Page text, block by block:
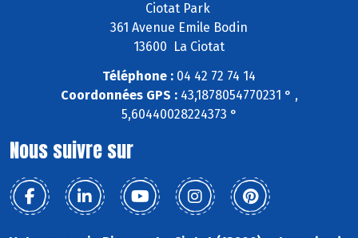
Ciotat Park
361 Avenue Emile Bodin
13600 La Ciotat
Téléphone : 04 42 72 74 14
Coordonnées GPS :43,1878054770231 ° ,
5,60440028224373 °
Nous suivre sur